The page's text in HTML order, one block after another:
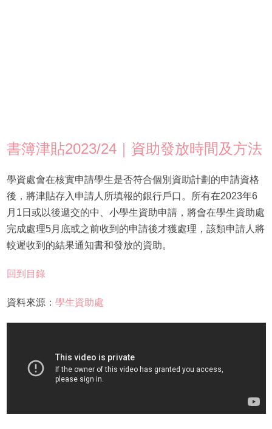
書簿津貼2023/24｜資助發放時間及方法
學資處會在核實申請學生是否符合個別資助計劃的申請資格
後，將津貼存入申請人所填報的銀行戶口。所有在2023年6
月1日或以後遞交的中、小學生資助申請，將會在學生資助處
完成處理5月底或之前收到的申請後才獲處理，該類申請人將
較遲收到的結果通知書和發放的資助。
回到目錄
資料來源： 學生資助處